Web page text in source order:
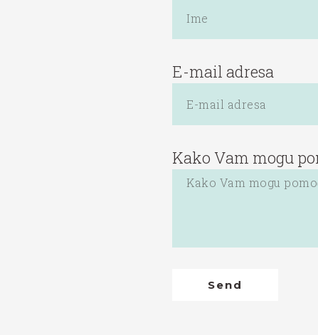
E-mail adresa
Kako Vam mogu
Send